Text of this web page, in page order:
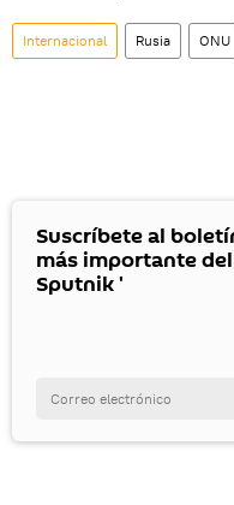
Internacional Rusia ONU
Suscríbete al
más importante
Sputnik '